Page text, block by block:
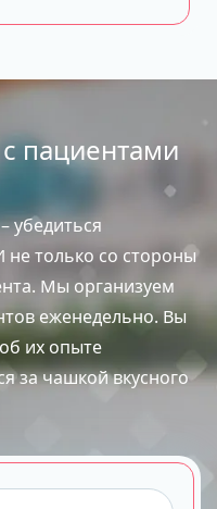
пациентами
убедиться
только со стороны
Мы организуем
еженедельно. Вы
их опыте
за чашкой вкусного